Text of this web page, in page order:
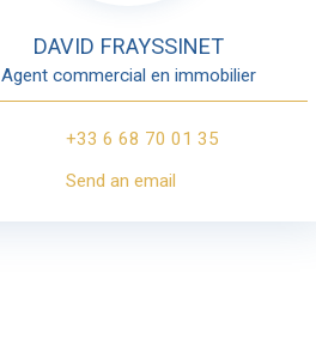
DAVID FRAYSSINET
Agent commercial en immobilier
+33 6 68 70 01 35
Send an email